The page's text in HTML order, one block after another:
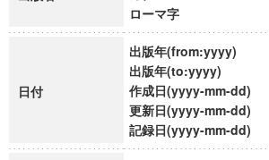
ローマ字
日付
出版年(from:yyyy)
出版年(to:yyyy)
作成日(yyyy-mm-dd)
更新日(yyyy-mm-dd)
記録日(yyyy-mm-dd)